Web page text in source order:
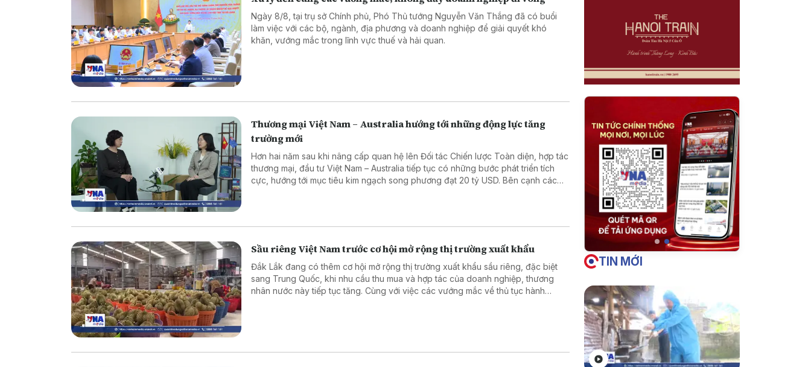
Ngày 8/8, tại trụ sở Chính phủ, Phó Thủ tướng Nguyễn Văn Thắng đã có buổi
làm việc với các bộ, ngành, địa phương và doanh nghiệp để giải quyết khó
khăn, vướng mắc trong lĩnh vực thuế và hải quan.
Thương mại Việt Nam – Australia hướng tới những động lực tăng
trưởng mới
Hơn hai năm sau khi nâng cấp quan hệ lên Đối tác Chiến lược Toàn diện, hợp tác
thương mại, đầu tư Việt Nam – Australia tiếp tục có những bước phát triển tích
cực, hướng tới mục tiêu kim ngạch song phương đạt 20 tỷ USD. Bên cạnh các
Australia, về những động lực mới thúc đẩy quan hệ kinh tế hai nước.
Sầu riêng Việt Nam trước cơ hội mở rộng thị trường xuất khẩu
Đắk Lắk đang có thêm cơ hội mở rộng thị trường xuất khẩu sầu riêng, đặc biệt
sang Trung Quốc, khi nhu cầu thu mua và hợp tác của doanh nghiệp, thương
nhân nước này tiếp tục tăng. Cùng với việc các vướng mắc về thủ tục hành
TIN MỚI